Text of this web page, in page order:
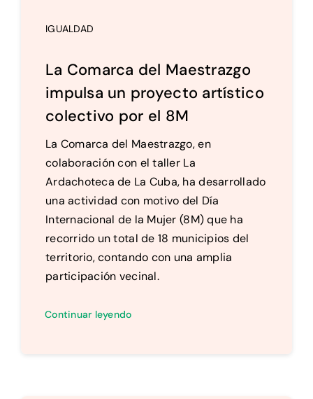
IGUALDAD
La Comarca del Maestrazgo
impulsa un proyecto artístico
colectivo por el 8M
La Comarca del Maestrazgo, en
colaboración con el taller La
Ardachoteca de La Cuba, ha desarrollado
una actividad con motivo del Día
Internacional de la Mujer (8M) que ha
recorrido un total de 18 municipios del
territorio, contando con una amplia
participación vecinal.
Continuar leyendo